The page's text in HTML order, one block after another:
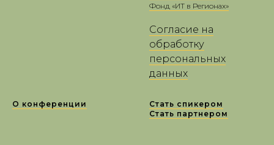
Фонд «ИТ в Регионах»
Согласие на
обработку
персональных
данных
О конференции
Стать спикером
Стать партнером